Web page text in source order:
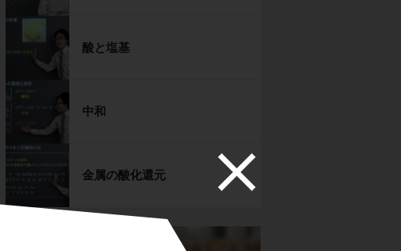
酸と塩基
中和
金属の酸化還元